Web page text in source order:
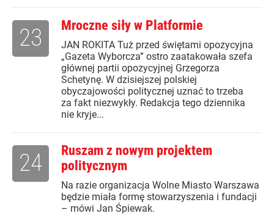
Mroczne siły w Platformie
JAN ROKITA Tuż przed świętami opozycyjna
„Gazeta Wyborcza” ostro zaatakowała szefa
głównej partii opozycyjnej Grzegorza
Schetynę. W dzisiejszej polskiej
obyczajowości politycznej uznać to trzeba
za fakt niezwykły. Redakcja tego dziennika
nie kryje...
23
Ruszam z nowym projektem
politycznym
Na razie organizacja Wolne Miasto Warszawa
będzie miała formę stowarzyszenia i fundacji
– mówi Jan Śpiewak.
24